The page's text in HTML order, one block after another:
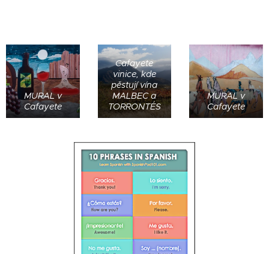
MURAL v
Cafayete
Cafayete
vinice, kde
pěstují vína
MALBEC a
TORRONTÉS
MURAL v
Cafayete